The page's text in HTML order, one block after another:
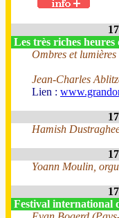
Les très riches
Ombres et lumières
Jean-Charles
Lien :
Hamish
Yoann Moulin,
Festival international